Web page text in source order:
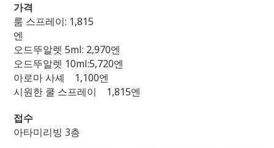
가격
룸 스프레이: 1,815
오드뚜알렛 5ml: 2,970엔
오드뚜알렛 10ml:5,720엔
아로마 사셰 1,100엔
시원한 쿨 스프레이 1,815엔
접수
아타미리빙 3층